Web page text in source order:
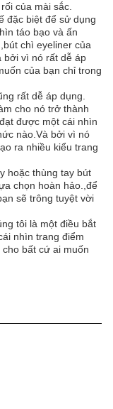
của mài sắc.
đặc biệt để sử dụng
táo bạo và ấn
chì eyeliner của
bởi vì nó rất dễ áp
của bạn chỉ trong
rất dễ áp dụng.
cho nó trở thành
được một cái nhìn
nào.Và bởi vì nó
ra nhiều kiểu trang
hoặc thùng tay bút
chọn hoàn hảo.,để
sẽ trông tuyệt vời
tôi là một điều bắt
nhìn trang điểm
bất cứ ai muốn